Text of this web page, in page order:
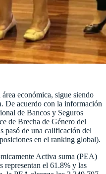
económica, sigue siendo
De acuerdo con la información
de Bancos y Seguros
de Brecha de Género del
pasó de una calificación del
en el ranking global).
Activa suma (PEA)
representan el 61.8% y las